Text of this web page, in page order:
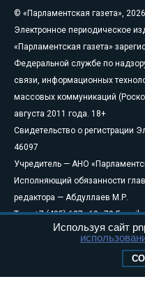
© «Парламентская газета», 2026
Электронное периодическое
«Парламентская газета»
Федеральной службе по
связи, информационных
массовых коммуникаций
августа 2011 года. 18+
Свидетельство о регистрации
46097
Учредитель — АНО
Исполняющий обязанности
редактора — Абдуллаев М.Р.
Тел.: +7 (495) 637–69–79 E-mail:
«Парламентская газета» -
Федерального Собрания РФ.
газеты - Государственная
Используя сайт